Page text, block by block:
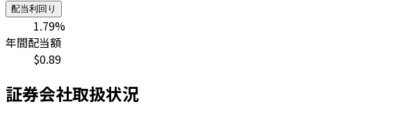
配当利回り
1.79%
年間配当額
$0.89
証券会社取扱状況